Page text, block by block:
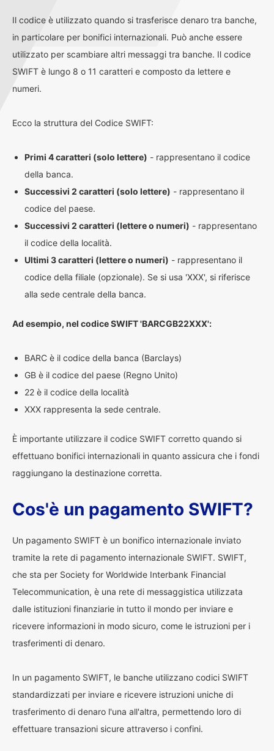
Il codice è utilizzato quando si trasferisce denaro tra banche,
in particolare per bonifici internazionali. Può anche essere
utilizzato per scambiare altri messaggi tra banche. Il codice
SWIFT è lungo 8 o 11 caratteri e composto da lettere e
numeri.
Ecco la struttura del Codice SWIFT:
Primi 4 caratteri (solo lettere) - rappresentano il codice
della banca.
Successivi 2 caratteri (solo lettere) - rappresentano il
codice del paese.
Successivi 2 caratteri (lettere o numeri) - rappresentano
il codice della località.
Ultimi 3 caratteri (lettere o numeri) - rappresentano il
codice della filiale (opzionale). Se si usa 'XXX', si riferisce
alla sede centrale della banca.
Ad esempio, nel codice SWIFT 'BARCGB22XXX':
BARC è il codice della banca (Barclays)
GB è il codice del paese (Regno Unito)
22 è il codice della località
XXX rappresenta la sede centrale.
È importante utilizzare il codice SWIFT corretto quando si
effettuano bonifici internazionali in quanto assicura che i fondi
raggiungano la destinazione corretta.
Cos'è un pagamento SWIFT?
Un pagamento SWIFT è un bonifico internazionale inviato
tramite la rete di pagamento internazionale SWIFT. SWIFT,
che sta per Society for Worldwide Interbank Financial
Telecommunication, è una rete di messaggistica utilizzata
dalle istituzioni finanziarie in tutto il mondo per inviare e
ricevere informazioni in modo sicuro, come le istruzioni per i
trasferimenti di denaro.
In un pagamento SWIFT, le banche utilizzano codici SWIFT
standardizzati per inviare e ricevere istruzioni uniche di
trasferimento di denaro l'una all'altra, permettendo loro di
effettuare transazioni sicure attraverso i confini.